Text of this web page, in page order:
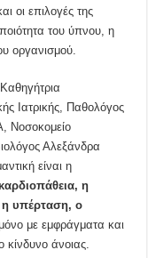
οι επιλογές της
του ύπνου, η
οργανισμού.
Ιατρικής, Παθολόγος
Νοσοκομείο
Αλεξάνδρα
είναι η
η
υπέρταση, ο
με εμφράγματα και
άνοιας.